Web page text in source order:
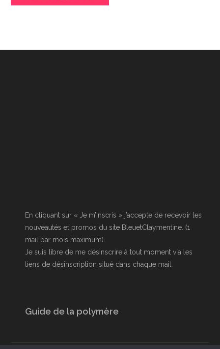
En cliquant sur « Je m’inscris » j’accepte de recevoir les
nouveautés et promos du site BleuetClaymentine. (1
mail par mois maximum).
Je suis libre de me désinscrire à tout moment via les
liens de désinscription situé dans chaque mail.
Guide de la polymère